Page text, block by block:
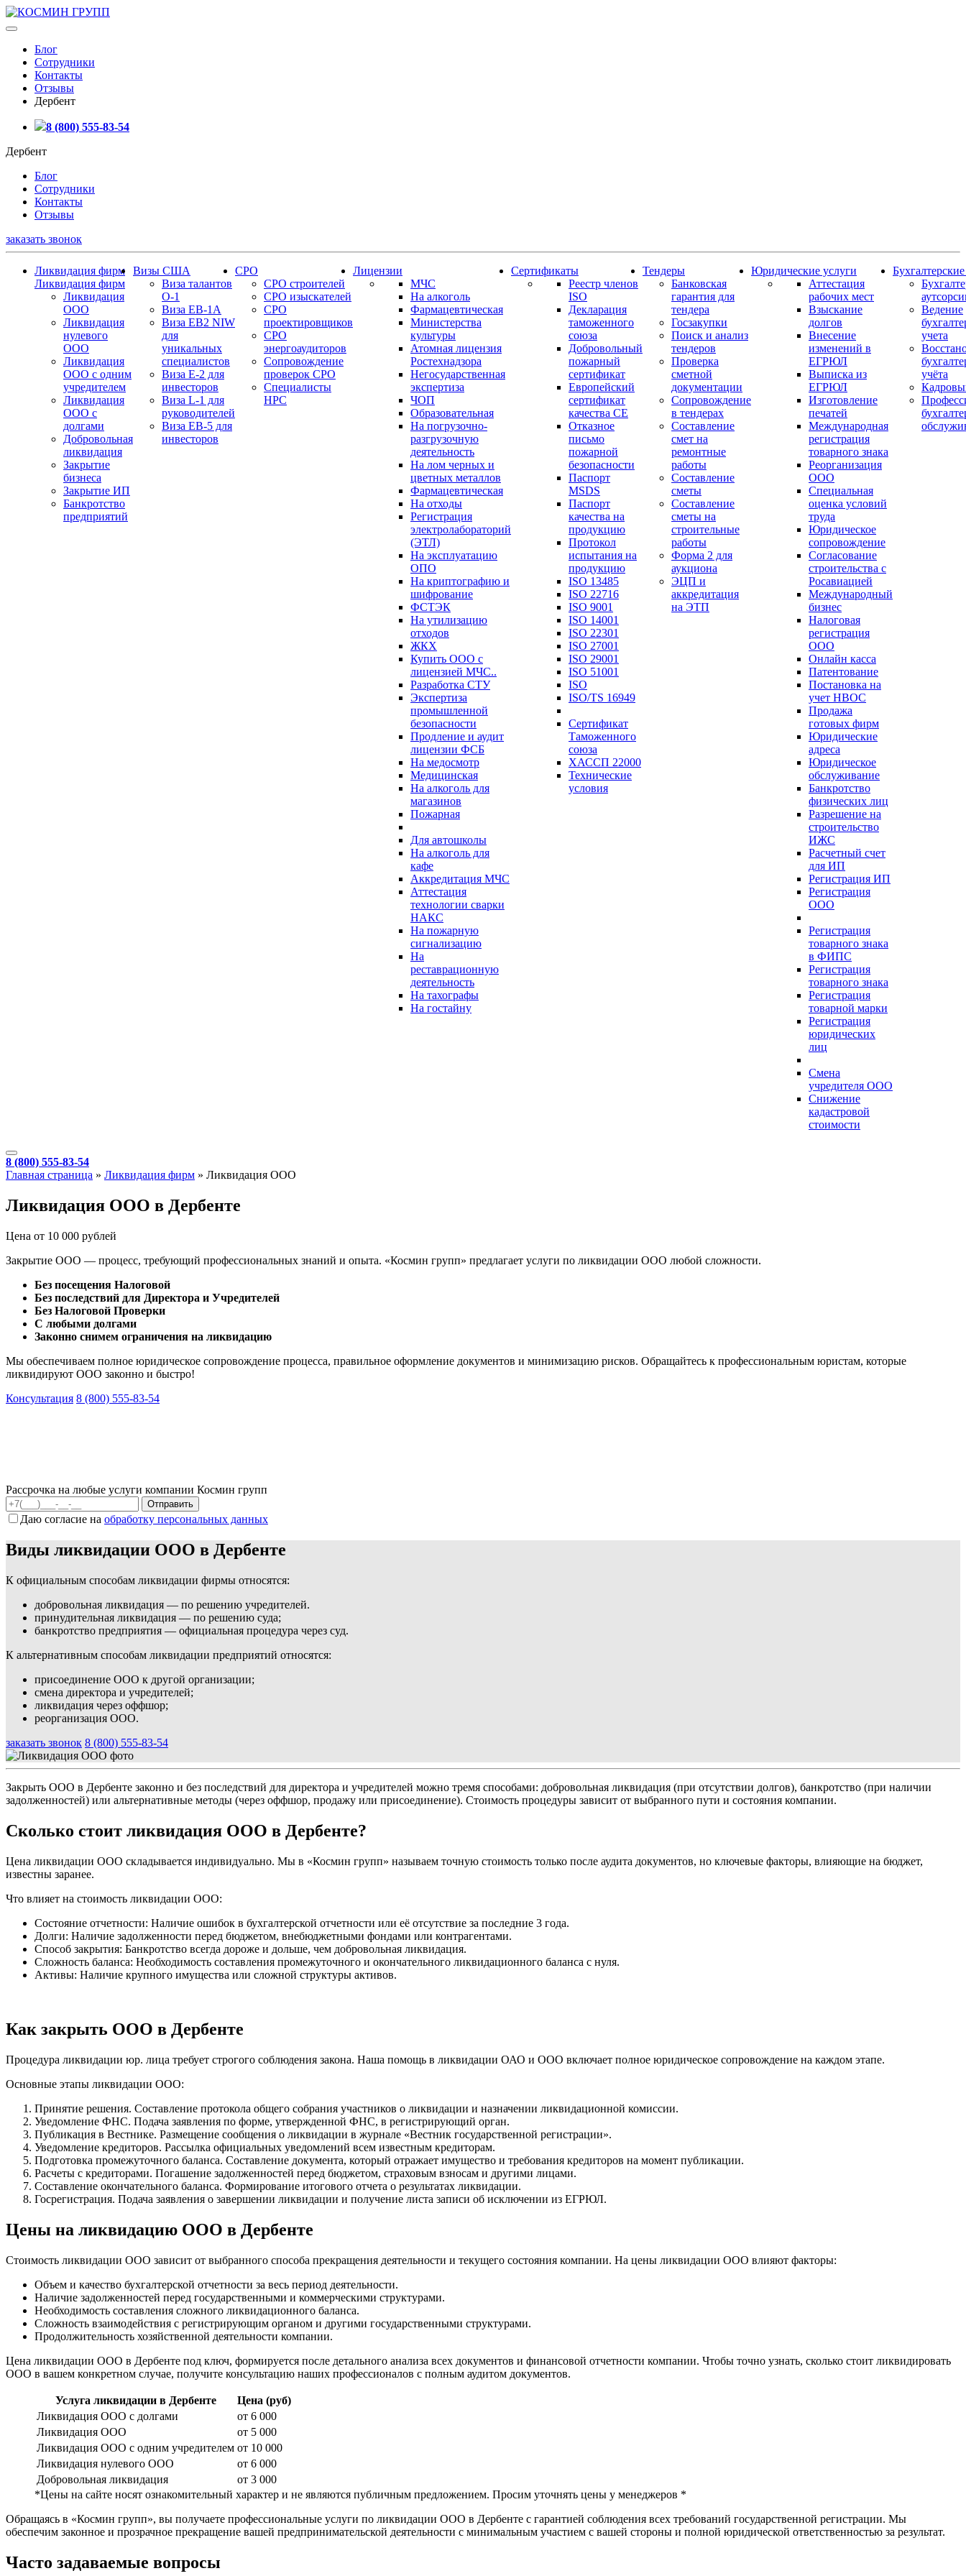
Блог
Сотрудники
Контакты
Отзывы
Дербент
8 (800) 555-83-54
Дербент
Блог
Сотрудники
Контакты
Отзывы
заказать звонок
Ликвидация фирм
Ликвидация фирм
Ликвидация
ООО
Ликвидация
нулевого
ООО
Ликвидация
ООО с одним
учредителем
Ликвидация
ООО с
долгами
Добровольная
ликвидация
Закрытие
бизнеса
Закрытие ИП
Банкротство
предприятий
Визы США
Виза талантов
О-1
Виза EB-1A
Виза EB2 NIW
для
уникальных
специалистов
Виза E-2 для
инвесторов
Виза L-1 для
руководителей
Виза EB-5 для
инвесторов
СРО
СРО строителей
СРО изыскателей
СРО
проектировщиков
СРО
энергоаудиторов
Сопровождение
проверок СРО
Специалисты
НРС
Лицензии
МЧС
На алкоголь
Фармацевтическая
Министерства
культуры
Атомная лицензия
Ростехнадзора
Негосударственная
экспертиза
ЧОП
Образовательная
На погрузочно-
разгрузочную
деятельность
На лом черных и
цветных металлов
Фармацевтическая
На отходы
Регистрация
электролабораторий
(ЭТЛ)
На эксплуатацию
ОПО
На криптографию и
шифрование
ФСТЭК
На утилизацию
отходов
ЖКХ
Купить ООО с
лицензией МЧС..
Разработка СТУ
Экспертиза
промышленной
безопасности
Продление и аудит
лицензии ФСБ
На медосмотр
Медицинская
На алкоголь для
магазинов
Пожарная
Для автошколы
На алкоголь для
кафе
Аккредитация МЧС
Аттестация
технологии сварки
НАКС
На пожарную
сигнализацию
На
реставрационную
деятельность
На тахографы
На гостайну
Сертификаты
Реестр членов
ISO
Декларация
таможенного
союза
Добровольный
пожарный
сертификат
Европейский
сертификат
качества СЕ
Отказное
письмо
пожарной
безопасности
Паспорт
МSDS
Паспорт
качества на
продукцию
Протокол
испытания на
продукцию
ISO 13485
ISO 22716
ISO 9001
ISO 14001
ISO 22301
ISO 27001
ISO 29001
ISO 51001
ISO
ISO/TS 16949
Сертификат
Таможенного
союза
ХАССП 22000
Технические
условия
Тендеры
Банковская
гарантия для
тендера
Госзакупки
Поиск и анализ
тендеров
Проверка
сметной
документации
Сопровождение
в тендерах
Составление
смет на
ремонтные
работы
Составление
сметы
Составление
сметы на
строительные
работы
Форма 2 для
аукциона
ЭЦП и
аккредитация
на ЭТП
Юридические услуги
Аттестация
рабочих мест
Взыскание
долгов
Внесение
изменений в
ЕГРЮЛ
Выписка из
ЕГРЮЛ
Изготовление
печатей
Международная
регистрация
товарного знака
Реорганизация
ООО
Специальная
оценка условий
труда
Юридическое
сопровождение
Согласование
строительства с
Росавиацией
Международный
бизнес
Налоговая
регистрация
ООО
Онлайн касса
Патентование
Постановка на
учет НВОС
Продажа
готовых фирм
Юридические
адреса
Юридическое
обслуживание
Банкротство
физических лиц
Разрешение на
строительство
ИЖС
Расчетный счет
для ИП
Регистрация ИП
Регистрация
ООО
Регистрация
товарного знака
в ФИПС
Регистрация
товарного знака
Регистрация
товарной марки
Регистрация
юридических
лиц
Смена
учредителя ООО
Снижение
кадастровой
стоимости
Ведение
учета
учёта
8 (800) 555-83-54
Главная страница » Ликвидация фирм » Ликвидация ООО
Ликвидация ООО в Дербенте
Цена от 10 000 рублей
Закрытие ООО — процесс, требующий профессиональных знаний и опыта. «Космин групп» предлагает услуги по ликвидации ООО любой сложности.
Без посещения Налоговой
Без последствий для Директора и Учредителей
Без Налоговой Проверки
С любыми долгами
Законно снимем ограничения на ликвидацию
Мы обеспечиваем полное юридическое сопровождение процесса, правильное оформление документов и минимизацию рисков. Обращайтесь к профессиональным юристам, которые
ликвидируют ООО законно и быстро!
Консультация 8 (800) 555-83-54
Рассрочка на любые услуги компании Космин групп
Даю согласие на обработку персональных данных
Виды ликвидации ООО в Дербенте
К официальным способам ликвидации фирмы относятся:
добровольная ликвидация — по решению учредителей.
принудительная ликвидация — по решению суда;
банкротство предприятия — официальная процедура через суд.
К альтернативным способам ликвидации предприятий относятся:
присоединение ООО к другой организации;
смена директора и учредителей;
ликвидация через оффшор;
реорганизация ООО.
заказать звонок 8 (800) 555-83-54
Закрыть ООО в Дербенте законно и без последствий для директора и учредителей можно тремя способами: добровольная ликвидация (при отсутствии долгов), банкротство (при наличии
задолженностей) или альтернативные методы (через оффшор, продажу или присоединение). Стоимость процедуры зависит от выбранного пути и состояния компании.
Сколько стоит ликвидация ООО в Дербенте?
Цена ликвидации ООО складывается индивидуально. Мы в «Космин групп» называем точную стоимость только после аудита документов, но ключевые факторы, влияющие на бюджет,
известны заранее.
Что влияет на стоимость ликвидации ООО:
Состояние отчетности: Наличие ошибок в бухгалтерской отчетности или её отсутствие за последние 3 года.
Долги: Наличие задолженности перед бюджетом, внебюджетными фондами или контрагентами.
Способ закрытия: Банкротство всегда дороже и дольше, чем добровольная ликвидация.
Сложность баланса: Необходимость составления промежуточного и окончательного ликвидационного баланса с нуля.
Активы: Наличие крупного имущества или сложной структуры активов.
Как закрыть ООО в Дербенте
Процедура ликвидации юр. лица требует строгого соблюдения закона. Наша помощь в ликвидации ОАО и ООО включает полное юридическое сопровождение на каждом этапе.
Основные этапы ликвидации ООО:
Принятие решения. Составление протокола общего собрания участников о ликвидации и назначении ликвидационной комиссии.
Уведомление ФНС. Подача заявления по форме, утвержденной ФНС, в регистрирующий орган.
Публикация в Вестнике. Размещение сообщения о ликвидации в журнале «Вестник государственной регистрации».
Уведомление кредиторов. Рассылка официальных уведомлений всем известным кредиторам.
Подготовка промежуточного баланса. Составление документа, который отражает имущество и требования кредиторов на момент публикации.
Расчеты с кредиторами. Погашение задолженностей перед бюджетом, страховым взносам и другими лицами.
Составление окончательного баланса. Формирование итогового отчета о результатах ликвидации.
Госрегистрация. Подача заявления о завершении ликвидации и получение листа записи об исключении из ЕГРЮЛ.
Цены на ликвидацию ООО в Дербенте
Стоимость ликвидации ООО зависит от выбранного способа прекращения деятельности и текущего состояния компании. На цены ликвидации ООО влияют факторы:
Объем и качество бухгалтерской отчетности за весь период деятельности.
Наличие задолженностей перед государственными и коммерческими структурами.
Необходимость составления сложного ликвидационного баланса.
Сложность взаимодействия с регистрирующим органом и другими государственными структурами.
Продолжительность хозяйственной деятельности компании.
Цена ликвидации ООО в Дербенте под ключ, формируется после детального анализа всех документов и финансовой отчетности компании. Чтобы точно узнать, сколько стоит ликвидировать
ООО в вашем конкретном случае, получите консультацию наших профессионалов с полным аудитом документов.
Услуга ликвидации в Дербенте
Цена (руб)
Ликвидация ООО с долгами
от 6 000
Ликвидация ООО
от 5 000
Ликвидация ООО с одним учредителем от 10 000
Ликвидация нулевого ООО
от 6 000
Добровольная ликвидация
от 3 000
*Цены на сайте носят ознакомительный характер и не являются публичным предложением. Просим уточнять цены у менеджеров *
Обращаясь в «Космин групп», вы получаете профессиональные услуги по ликвидации ООО в Дербенте с гарантией соблюдения всех требований государственной регистрации. Мы
обеспечим законное и прозрачное прекращение вашей предпринимательской деятельности с минимальным участием с вашей стороны и полной юридической ответственностью за результат.
Часто задаваемые вопросы